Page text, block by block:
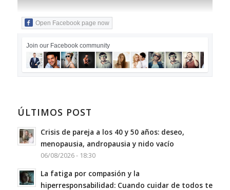
Open Facebook page now
Join our Facebook community
ÚLTIMOS POST
Crisis de pareja a los 40 y 50 años: deseo,
menopausia, andropausia y nido vacío
06/08/2026 - 18:30
La fatiga por compasión y la
hiperresponsabilidad: Cuando cuidar de todos te